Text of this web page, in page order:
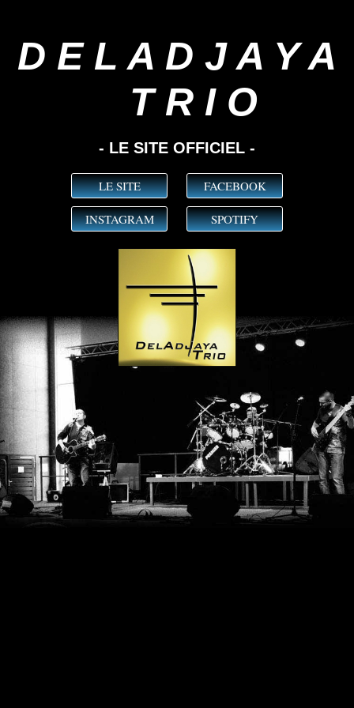
D E L A D J A Y A
T R I O
- LE SITE OFFICIEL -
LE SITE FACEBOOK
INSTAGRAM SPOTIFY